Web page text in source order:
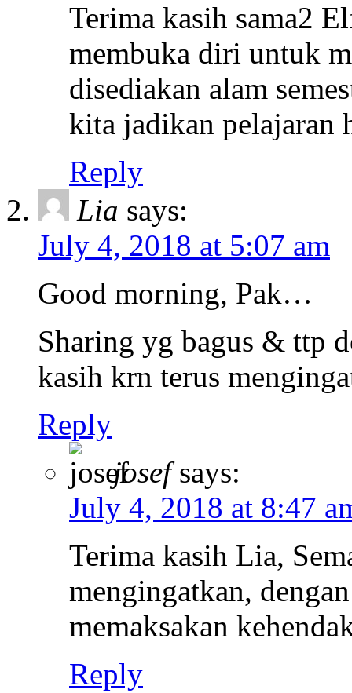
Terima kasih sama2
membuka diri untuk
disediakan alam
kita jadikan pelajaran
Reply
Lia says:
July 4, 2018 at 5:07 am
Good morning, Pak…
Sharing yg bagus & ttp
kasih krn terus
Reply
josef says:
July 4, 2018 at 8:47
Terima kasih Lia,
mengingatkan,
memaksakan
Reply